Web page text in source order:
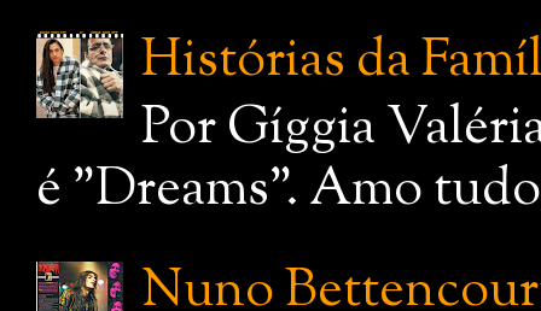
Histórias da
Por Gíggia
é "Dreams". Amo
Nuno